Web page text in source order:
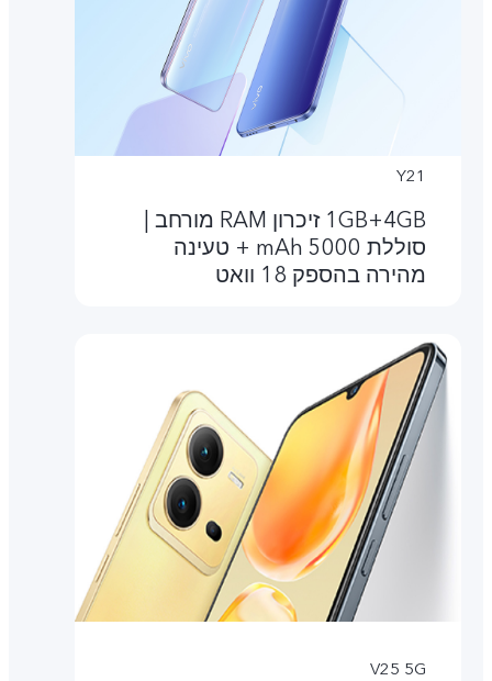
Y21
4GB‏+1GB זיכרון RAM מורחב |
סוללת 5000 mAh + טעינה
מהירה בהספק 18 וואט
V25 5G